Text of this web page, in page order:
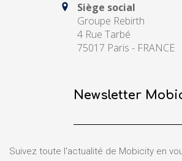
Siège social
Groupe Rebirth
4 Rue Tarbé
75017 Paris - FRANCE
Newsletter
Suivez toute l'actualité de Mobicity en